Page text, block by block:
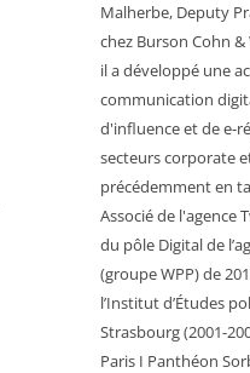
Malherbe, Deputy
chez Burson Cohn &
il a développé une
communication
d'influence et de e-
secteurs corporate
précédemment en
Associé de l'agence
du pôle Digital de
(groupe WPP) de
l’Institut d’Études
Strasbourg (2001-
Paris I Panthéon